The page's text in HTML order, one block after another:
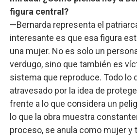
figura central?
—Bernarda representa el
interesante es que esa figura
una mujer. No es solo un
verdugo, sino que también es
sistema que reproduce. Todo lo
atravesado por la idea de
frente a lo que considera un
lo que la obra muestra
proceso, se anula como mujer y